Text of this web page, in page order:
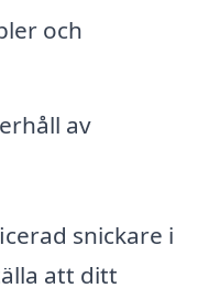
och
av
snickare i
att ditt